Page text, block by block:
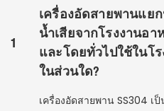
1
เครื่องอัดสายพานแย
น้ำเสียจากโรงงานอา
และโดยทั่วไปใช้ในโ
ในส่วนใด?
เครื่องอัดสายพาน SS304